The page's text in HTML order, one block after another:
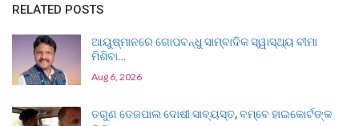
RELATED POSTS
ଆୟୁଷ୍ମାନରେ ଗୋପବନ୍ଧୁ ସାମ୍ବାଦିକ ସ୍ୱାସ୍ଥ୍ୟ ବୀମା
ମିଶିବା…
Aug 6, 2026
ତରୁଣ ତେଜପାଲ ଦୋଷୀ ସାବ୍ୟସ୍ତ, ବମ୍ବେ ହାଇକୋର୍ଟଙ୍କ